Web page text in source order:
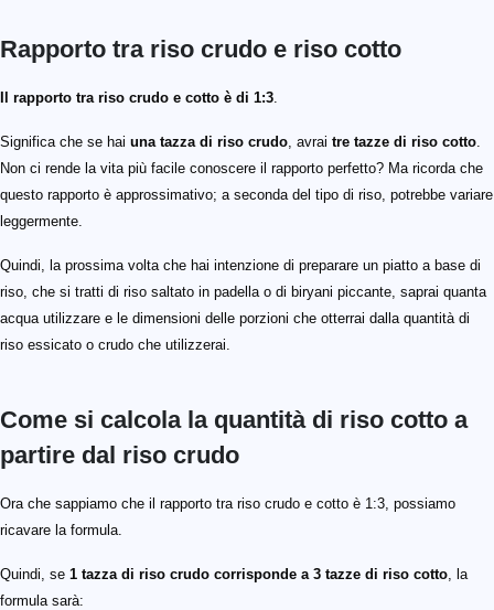
Rapporto tra riso crudo e riso cotto
Il rapporto tra riso crudo e cotto è di 1:3.
Significa che se hai una tazza di riso crudo, avrai tre tazze di riso cotto.
Non ci rende la vita più facile conoscere il rapporto perfetto? Ma ricorda che
questo rapporto è approssimativo; a seconda del tipo di riso, potrebbe variare
leggermente.
Quindi, la prossima volta che hai intenzione di preparare un piatto a base di
riso, che si tratti di riso saltato in padella o di biryani piccante, saprai quanta
acqua utilizzare e le dimensioni delle porzioni che otterrai dalla quantità di
riso essicato o crudo che utilizzerai.
Come si calcola la quantità di riso cotto a
partire dal riso crudo
Ora che sappiamo che il rapporto tra riso crudo e cotto è 1:3, possiamo
ricavare la formula.
Quindi, se 1 tazza di riso crudo corrisponde a 3 tazze di riso cotto, la
formula sarà:
\text {Riso cotto} = \text {Riso crudo} × 3
\text {Riso crudo} = \text {Riso cotto} / 3
\text {Riso crudo} = 4 / 3
\text {Riso crudo} = 1,33\ \text {tazze}